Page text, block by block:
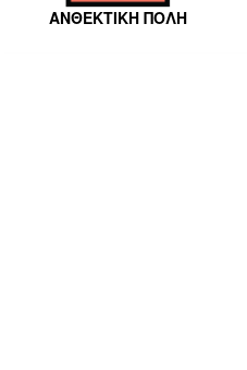
ΑΝΘΕΚΤΙΚΗ ΠΟΛΗ